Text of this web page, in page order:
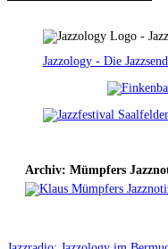
Jazzology - Die
Archiv: Mümpfers